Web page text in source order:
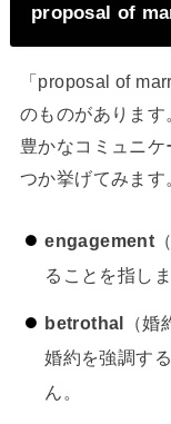
proposal of
「proposal of
のものがあります
豊かなコミュニ
つか挙げてみます
engagement
ることを指しま
betrothal （
婚約を強調す
ん。